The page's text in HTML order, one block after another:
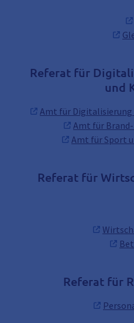
Referat für
und
Amt für
Amt für
Amt für Sport
Referat für
Referat für